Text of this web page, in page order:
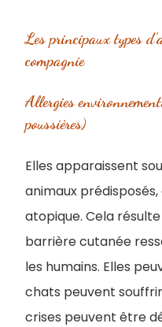
Les principaux types
compagnie
Allergies
poussières)
Elles apparaissent
animaux
atopique. Cela
barrière cutanée
les humains. Elles
chats peuvent
crises peuvent être